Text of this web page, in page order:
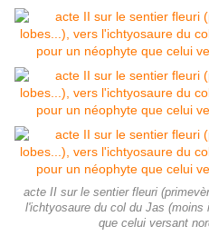
acte II sur le sentier fleuri
l'ichtyosaure du col du Jas (moins
que celui versant